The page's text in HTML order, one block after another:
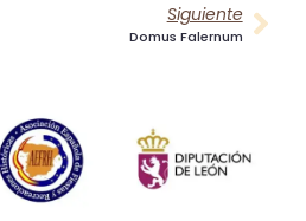
Siguiente
Domus Falernum